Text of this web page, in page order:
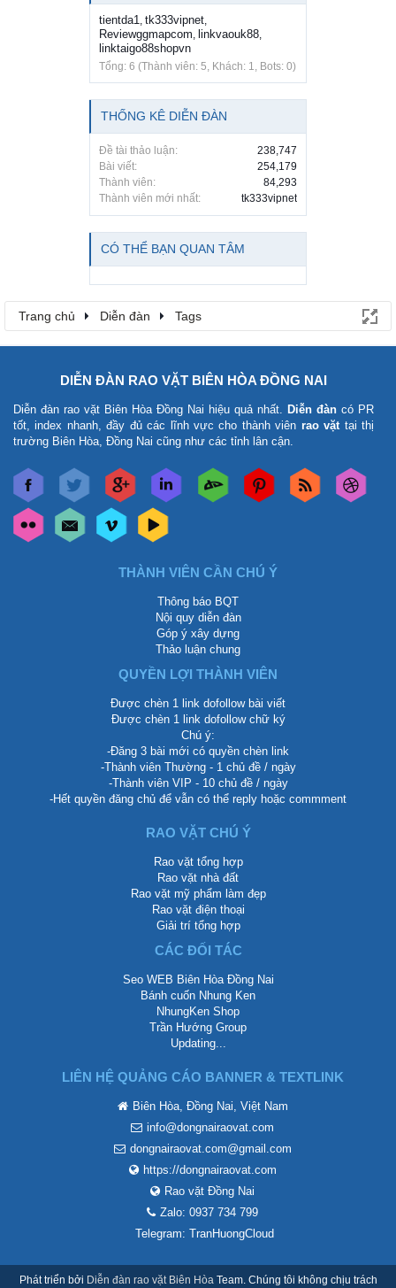
tientda1, tk333vipnet,
Reviewggmapcom, linkvaouk88,
linktaigo88shopvn
Tổng: 6 (Thành viên: 5, Khách: 1, Bots: 0)
THỐNG KÊ DIỄN ĐÀN
Đề tài thảo luận:
238,747
Bài viết:
254,179
Thành viên:
84,293
Thành viên mới nhất:
tk333vipnet
CÓ THỂ BẠN QUAN TÂM
Trang chủ Diễn đàn Tags
DIỄN ĐÀN RAO VẶT BIÊN HÒA ĐỒNG NAI
Diễn đàn rao vặt Biên Hòa Đồng Nai hiệu quả nhất. Diễn đàn có PR
tốt, index nhanh, đầy đủ các lĩnh vực cho thành viên rao vặttại thị
trường Biên Hòa, Đồng Nai cũng như các tỉnh lân cận.
THÀNH VIÊN CẦN CHÚ Ý
Thông báo BQT
Nội quy diễn đàn
Góp ý xây dựng
Thảo luận chung
QUYỀN LỢI THÀNH VIÊN
Được chèn 1 link dofollow bài viết
Được chèn 1 link dofollow chữ ký
Chú ý:
-Đăng 3 bài mới có quyền chèn link
-Thành viên Thường - 1 chủ đề / ngày
-Thành viên VIP - 10 chủ đề / ngày
-Hết quyền đăng chủ để vẫn có thể reply hoặc commment
RAO VẶT CHÚ Ý
Rao vặt tổng hợp
Rao vặt nhà đất
Rao vặt mỹ phẩm làm đẹp
Rao vặt điện thoại
Giải trí tổng hợp
CÁC ĐỐI TÁC
Seo WEB Biên Hòa Đồng Nai
Bánh cuốn Nhung Ken
NhungKen Shop
Trần Hướng Group
Updating...
LIÊN HỆ QUẢNG CÁO BANNER & TEXTLINK
Biên Hòa, Đồng Nai, Việt Nam
info@dongnairaovat.com
dongnairaovat.com@gmail.com
https://dongnairaovat.com
Rao vặt Đồng Nai
Zalo: 0937 734 799
Telegram: TranHuongCloud
Phát triển bởi Diễn đàn rao vặt Biên HòaTeam. Chúng tôi không chịu trách